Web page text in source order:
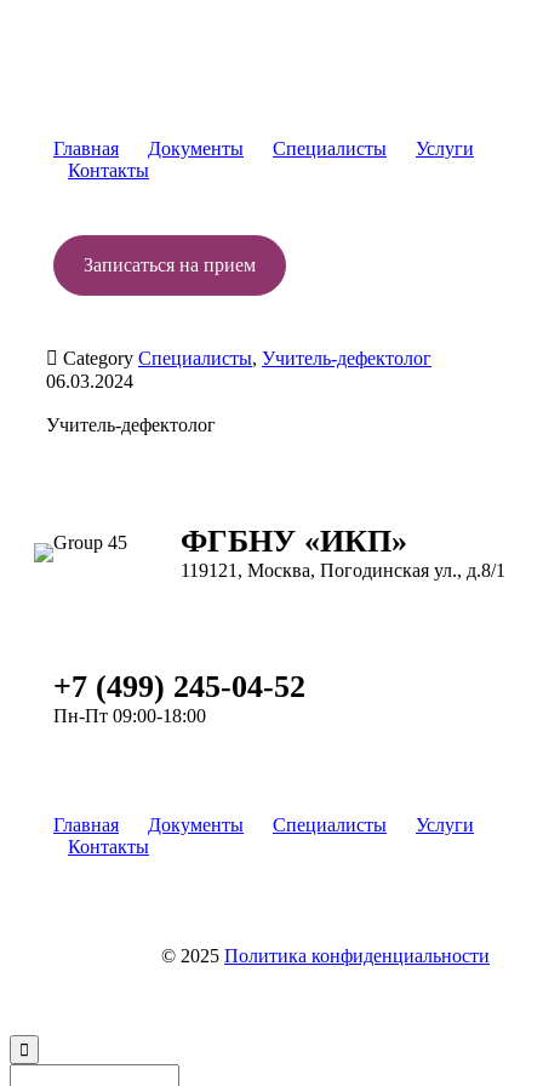
Главная Документы Специалисты
Услуги
Контакты
Записаться на прием
 Category Специалисты, Учитель-дефектолог
06.03.2024
Учитель-дефектолог
ФГБНУ «ИКП»
119121, Москва, Погодинская ул., д.8/1
+7 (499) 245-04-52
Пн-Пт 09:00-18:00
Главная Документы Специалисты
Услуги
Контакты
© 2025 Политика конфиденциальности
